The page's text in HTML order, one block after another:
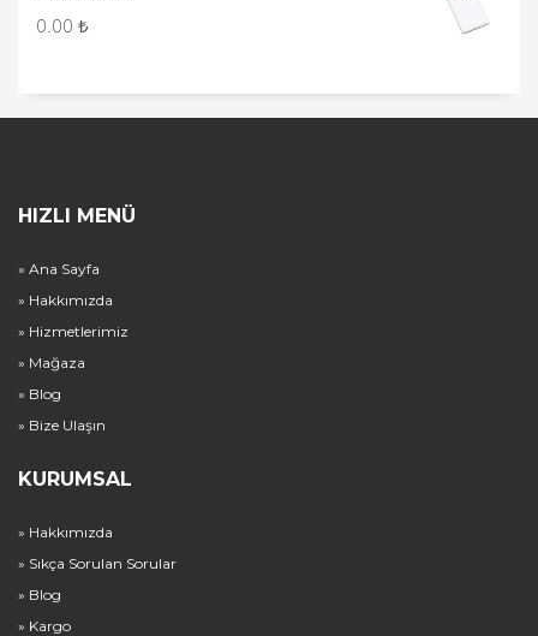
0.00 ₺
HIZLI MENÜ
» Ana Sayfa
» Hakkımızda
» Hizmetlerimiz
» Mağaza
» Blog
» Bize Ulaşın
KURUMSAL
» Hakkımızda
» Sıkça Sorulan Sorular
» Blog
» Kargo